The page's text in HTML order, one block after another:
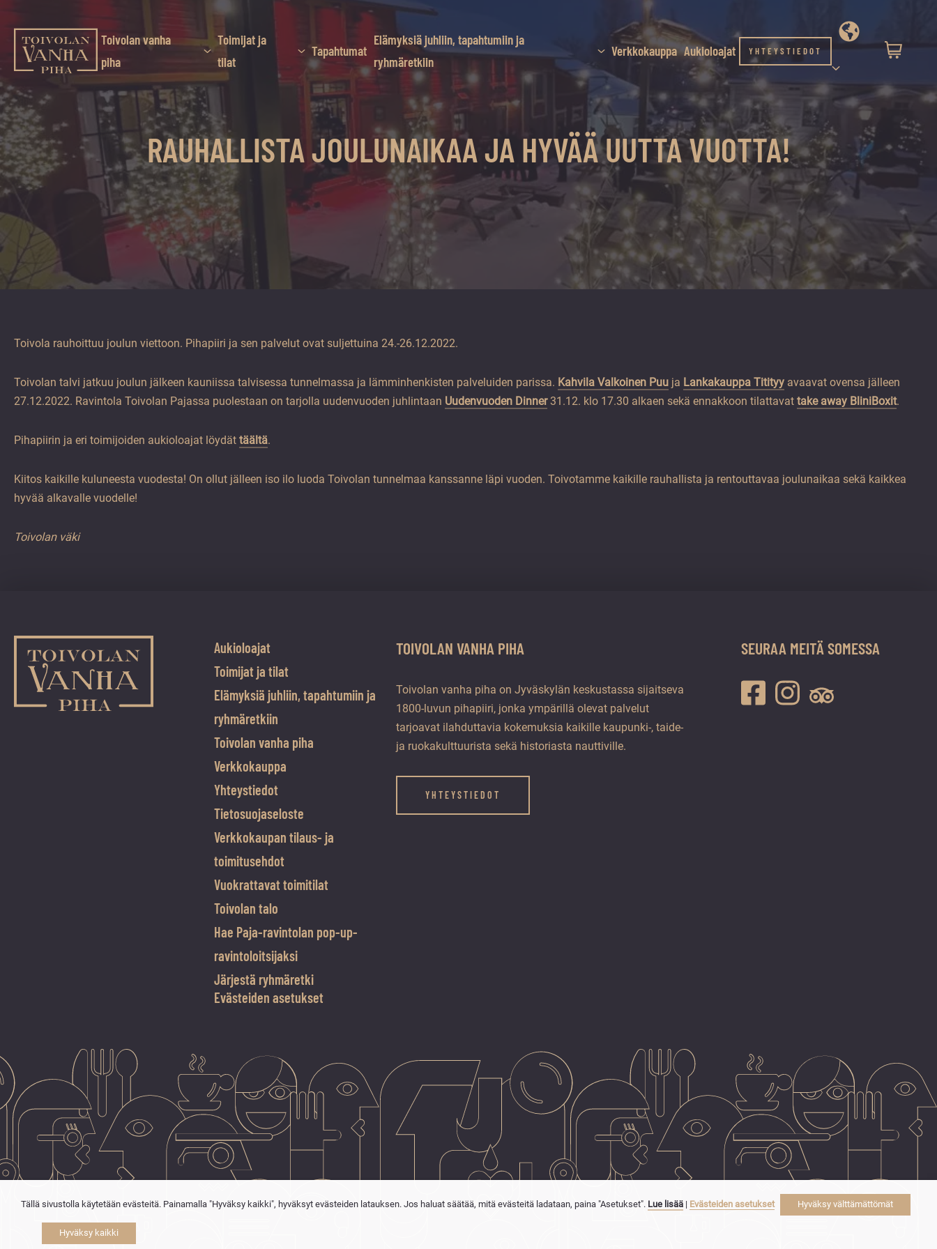
sisältöön
Toivolan vanha piha
Jyväskylän
kauneimmassa
pihapiirissä
erilaiset
palvelut
ja
tarjoavat
kiireettömiä
ja
hyviä
hetkiä
Toivolan vanha
piha
Toimijat ja
tilat
Tapahtumat
Elämyksiä juhliin, tapahtumiin ja
ryhmäretkiin
Verkkokauppa Aukioloajat YHTEYSTIEDOT
RAUHALLISTA JOULUNAIKAA JA HYVÄÄ UUTTA VUOTTA!
Toivola rauhoittuu joulun viettoon. Pihapiiri ja sen palvelut ovat suljettuina 24.-26.12.2022.
Toivolan talvi jatkuu joulun jälkeen kauniissa talvisessa tunnelmassa ja lämminhenkisten palveluiden parissa. Kahvila Valkoinen Puu ja Lankakauppa Titityy avaavat ovensa jälleen
27.12.2022. Ravintola Toivolan Pajassa puolestaan on tarjolla uudenvuoden juhlintaan Uudenvuoden Dinner31.12. klo 17.30 alkaen sekä ennakkoon tilattavat take away BliniBoxit.
Pihapiirin ja eri toimijoiden aukioloajat löydät täältä.
Kiitos kaikille kuluneesta vuodesta! On ollut jälleen iso ilo luoda Toivolan tunnelmaa kanssanne läpi vuoden. Toivotamme kaikille rauhallista ja rentouttavaa joulunaikaa sekä kaikkea
hyvää alkavalle vuodelle!
Toivolan väki
Aukioloajat
Toimijat ja tilat
Elämyksiä juhliin, tapahtumiin ja
ryhmäretkiin
Toivolan vanha piha
Verkkokauppa
Yhteystiedot
Tietosuojaseloste
Verkkokaupan tilaus- ja
toimitusehdot
Vuokrattavat toimitilat
Toivolan talo
Hae Paja-ravintolan pop-up-
ravintoloitsijaksi
Järjestä ryhmäretki
Evästeiden asetukset
TOIVOLAN VANHA PIHA
Toivolan vanha piha on Jyväskylän keskustassa sijaitseva
1800-luvun pihapiiri, jonka ympärillä olevat palvelut
tarjoavat ilahduttavia kokemuksia kaikille kaupunki-, taide-
ja ruokakulttuurista sekä historiasta nauttiville.
YHTEYSTIEDOT
SEURAA MEITÄ SOMESSA
Tällä sivustolla käytetään evästeitä. Painamalla "Hyväksy kaikki", hyväksyt evästeiden latauksen. Jos haluat säätää, mitä evästeitä ladataan, paina "Asetukset". Lue lisää | Evästeiden asetukset Hyväksy välttämättömät
Hyväksy kaikki